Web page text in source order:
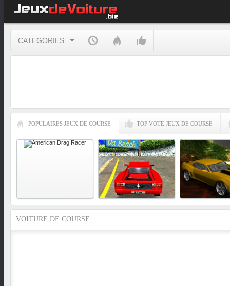
CATEGORIES
POPULAIRES JEUX DE COURSE TOP VOTE JEUX DE COURSE
VOITURE DE COURSE